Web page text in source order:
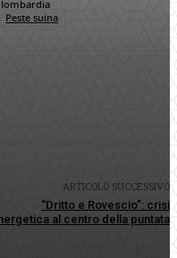
lombardia
Peste suina
ARTICOLO SUCCESSIVO
“Dritto e Rovescio”: crisi
al centro della puntata